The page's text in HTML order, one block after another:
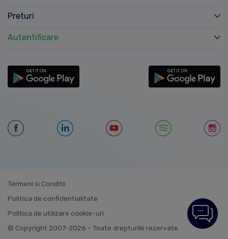
Preturi
Autentificare
Termeni si Conditii
Politica de confidentialitate
Politica de utilizare cookie-uri
© Copyright 2007-2026 - Toate drepturile rezervate